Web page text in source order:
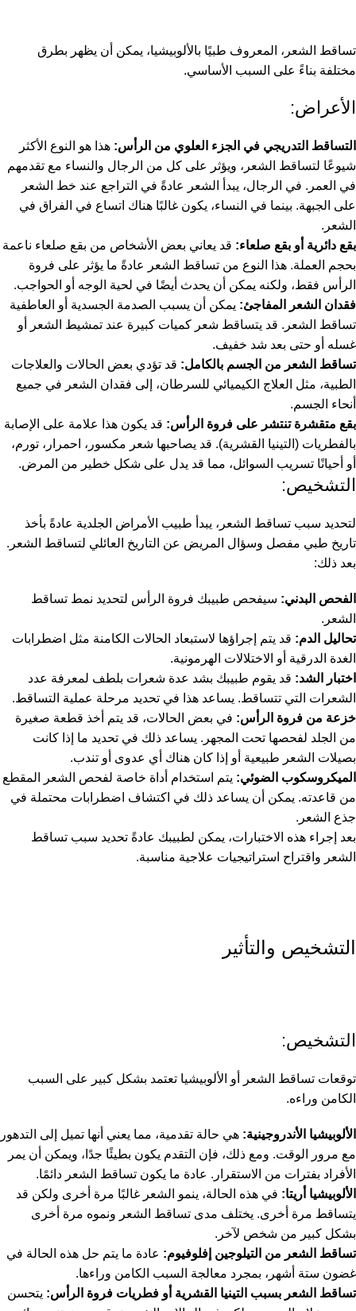
تساقط الشعر، المعروف طبيًا بالألوبيشيا، يمكن أن يظهر بطرق
مختلفة بناءً على السبب الأساسي.
الأعراض:
التساقط التدريجي في الجزء العلوي من الرأس: هذا هو النوع الأكثر
شيوعًا لتساقط الشعر، ويؤثر على كل من الرجال والنساء مع تقدمهم
في العمر. في الرجال، يبدأ الشعر عادةً في التراجع عند خط الشعر
على الجبهة. بينما في النساء، يكون غالبًا هناك اتساع في الفراق في
الشعر.
بقع دائرية أو بقع صلعاء: قد يعاني بعض الأشخاص من بقع صلعاء ناعمة
بحجم العملة. هذا النوع من تساقط الشعر عادةً ما يؤثر على فروة
الرأس فقط، ولكنه يمكن أن يحدث أيضًا في لحية الوجه أو الحواجب.
فقدان الشعر المفاجئ: يمكن أن يسبب الصدمة الجسدية أو العاطفية
تساقط الشعر. قد يتساقط شعر كميات كبيرة عند تمشيط الشعر أو
غسله أو حتى بعد شد خفيف.
تساقط الشعر من الجسم بالكامل: قد تؤدي بعض الحالات والعلاجات
الطبية، مثل العلاج الكيميائي للسرطان، إلى فقدان الشعر في جميع
أنحاء الجسم.
بقع متقشرة تنتشر على فروة الرأس: قد يكون هذا علامة على الإصابة
بالفطريات (التينيا القشرية). قد يصاحبها شعر مكسور، احمرار، تورم،
أو أحيانًا تسريب السوائل، مما قد يدل على شكل خطير من المرض.
التشخيص:
لتحديد سبب تساقط الشعر، يبدأ طبيب الأمراض الجلدية عادةً بأخذ
تاريخ طبي مفصل وسؤال المريض عن التاريخ العائلي لتساقط الشعر.
بعد ذلك:
الفحص البدني: سيفحص طبيبك فروة الرأس لتحديد نمط تساقط
الشعر.
تحاليل الدم: قد يتم إجراؤها لاستبعاد الحالات الكامنة مثل اضطرابات
الغدة الدرقية أو الاختلالات الهرمونية.
اختبار الشد: قد يقوم طبيبك بشد عدة شعرات بلطف لمعرفة عدد
الشعرات التي تتساقط. يساعد هذا في تحديد مرحلة عملية التساقط.
خزعة من فروة الرأس: في بعض الحالات، قد يتم أخذ قطعة صغيرة
من الجلد لفحصها تحت المجهر. يساعد ذلك في تحديد ما إذا كانت
بصيلات الشعر طبيعية أو إذا كان هناك أي عدوى أو تندب.
الميكروسكوب الضوئي: يتم استخدام أداة خاصة لفحص الشعر المقطع
من قاعدته. يمكن أن يساعد ذلك في اكتشاف اضطرابات محتملة في
جذع الشعر.
بعد إجراء هذه الاختبارات، يمكن لطبيبك عادةً تحديد سبب تساقط
الشعر واقتراح استراتيجيات علاجية مناسبة.
التشخيص والتأثير
التشخيص:
توقعات تساقط الشعر أو الألوبيشيا تعتمد بشكل كبير على السبب
الكامن وراءه.
الألوبيشيا الأندروجينية: هي حالة تقدمية، مما يعني أنها تميل إلى التدهور
مع مرور الوقت. ومع ذلك، فإن التقدم يكون بطيئًا جدًا، ويمكن أن يمر
الأفراد بفترات من الاستقرار. عادة ما يكون تساقط الشعر دائمًا.
الألوبيشيا أريتا: في هذه الحالة، ينمو الشعر غالبًا مرة أخرى ولكن قد
يتساقط مرة أخرى. يختلف مدى تساقط الشعر ونموه مرة أخرى
بشكل كبير من شخص لآخر.
تساقط الشعر من التيلوجين إفلوفيوم: عادة ما يتم حل هذه الحالة في
غضون ستة أشهر، بمجرد معالجة السبب الكامن وراءها.
تساقط الشعر بسبب التينيا القشرية أو فطريات فروة الرأس: يتحسن